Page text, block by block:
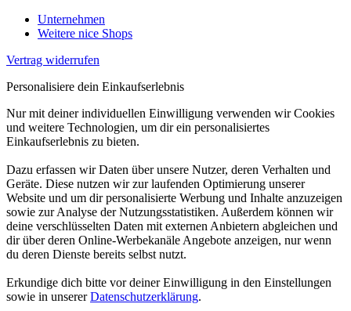
Unternehmen
Weitere nice Shops
Vertrag widerrufen
Personalisiere dein Einkaufserlebnis
Nur mit deiner individuellen Einwilligung verwenden wir Cookies
und weitere Technologien, um dir ein personalisiertes
Einkaufserlebnis zu bieten.
Dazu erfassen wir Daten über unsere Nutzer, deren Verhalten und
Geräte. Diese nutzen wir zur laufenden Optimierung unserer
Website und um dir personalisierte Werbung und Inhalte anzuzeigen
sowie zur Analyse der Nutzungsstatistiken. Außerdem können wir
deine verschlüsselten Daten mit externen Anbietern abgleichen und
dir über deren Online-Werbekanäle Angebote anzeigen, nur wenn
du deren Dienste bereits selbst nutzt.
Erkundige dich bitte vor deiner Einwilligung in den Einstellungen
sowie in unsererDatenschutzerklärung.